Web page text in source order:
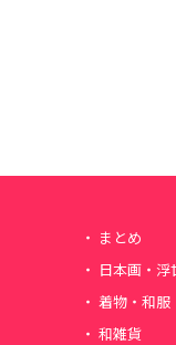
まとめ
日本画・浮
着物・和服
和雑貨